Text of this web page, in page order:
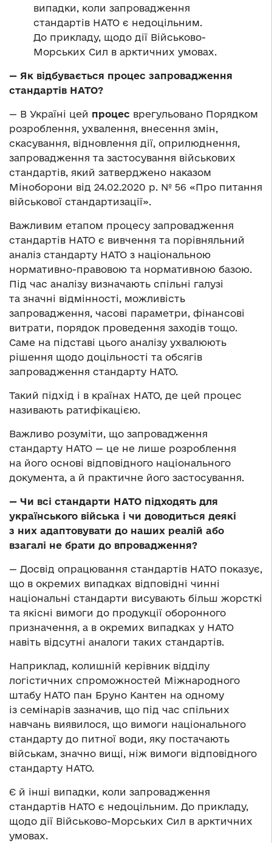
випадки, коли запровадження
стандартів НАТО є недоцільним.
До прикладу, щодо дії Військово-
Морських Сил в арктичних умовах.
— Як відбувається процес запровадження
стандартів НАТО?
— В Україні цей процес врегульовано Порядком
розроблення, ухвалення, внесення змін,
скасування, відновлення дії, оприлюднення,
запровадження та застосування військових
стандартів, який затверджено наказом
Міноборони від 24.02.2020 р. № 56 «Про питання
військової стандартизації».
Важливим етапом процесу запровадження
стандартів НАТО є вивчення та порівняльний
аналіз стандарту НАТО з національною
нормативно-правовою та нормативною базою.
Під час аналізу визначають спільні галузі
та значні відмінності, можливість
запровадження, часові параметри, фінансові
витрати, порядок проведення заходів тощо.
Саме на підставі цього аналізу ухвалюють
рішення щодо доцільності та обсягів
запровадження стандарту НАТО.
Такий підхід і в країнах НАТО, де цей процес
називають ратифікацією.
Важливо розуміти, що запровадження
стандарту НАТО — це не лише розроблення
на його основі відповідного національного
документа, а й практичне його застосування.
— Чи всі стандарти НАТО підходять для
українського війська і чи доводиться деякі
з них адаптовувати до наших реалій або
взагалі не брати до впровадження?
— Досвід опрацювання стандартів НАТО показує,
що в окремих випадках відповідні чинні
національні стандарти висувають більш жорсткі
та якісні вимоги до продукції оборонного
призначення, а в окремих випадках у НАТО
навіть відсутні аналоги таких стандартів.
Наприклад, колишній керівник відділу
логістичних спроможностей Міжнародного
штабу НАТО пан Бруно Кантен на одному
із семінарів зазначив, що під час спільних
навчань виявилося, що вимоги національного
стандарту до питної води, яку постачають
військам, значно вищі, ніж вимоги відповідного
стандарту НАТО.
Є й інші випадки, коли запровадження
стандартів НАТО є недоцільним. До прикладу,
щодо дії Військово-Морських Сил в арктичних
умовах.